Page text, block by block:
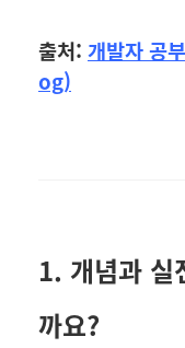
출처: 개발자 공
og)
1. 개념과 실
까요?